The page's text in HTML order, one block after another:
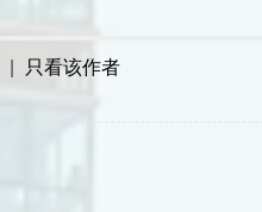
| 只看该作者